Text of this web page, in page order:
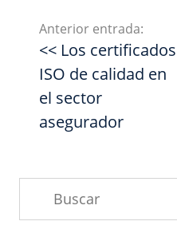
Anterior entrada:
<< Los certificados
ISO de calidad en
el sector
asegurador